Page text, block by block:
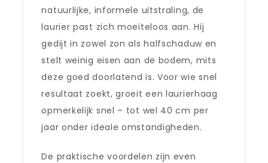
natuurlijke, informele uitstraling, de
laurier past zich moeiteloos aan. Hij
gedijt in zowel zon als halfschaduw en
stelt weinig eisen aan de bodem, mits
deze goed doorlatend is. Voor wie snel
resultaat zoekt, groeit een laurierhaag
opmerkelijk snel – tot wel 40 cm per
jaar onder ideale omstandigheden.
De praktische voordelen zijn even